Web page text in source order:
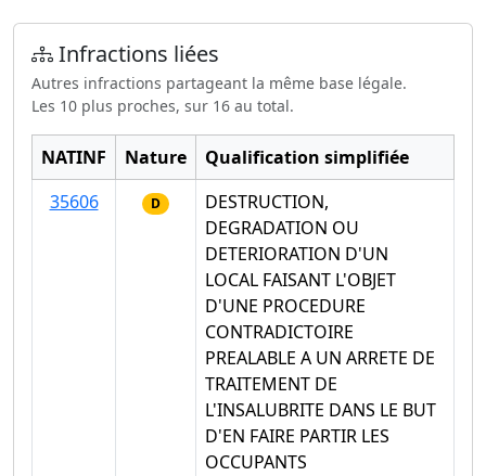
Infractions liées
Autres infractions partageant la même base légale.
Les 10 plus proches, sur 16 au total.
NATINF Nature
Qualification simplifiée
35606
D
DESTRUCTION,
DEGRADATION OU
DETERIORATION D'UN
LOCAL FAISANT L'OBJET
D'UNE PROCEDURE
CONTRADICTOIRE
PREALABLE A UN ARRETE DE
TRAITEMENT DE
L'INSALUBRITE DANS LE BUT
D'EN FAIRE PARTIR LES
OCCUPANTS